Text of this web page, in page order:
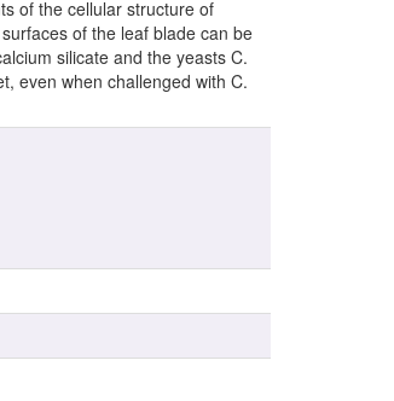
of the cellular structure of
of the leaf blade can be
silicate and the yeasts C.
even when challenged with C.